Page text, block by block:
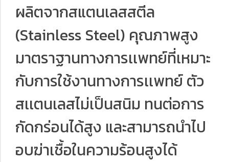
ผลิตจากสแตนเลสสตีล
(Stainless Steel) คุณภาพสูง
มาตราฐานทางการเเพทย์ที่เหมาะ
กับการใช้งานทางการเเพทย์ ตัว
สเเตนเลสไม่เป็นสนิม ทนต่อการ
กัดกร่อนได้สูง และสามารถนำไป
อบฆ่าเชื้อในความร้อนสูงได้